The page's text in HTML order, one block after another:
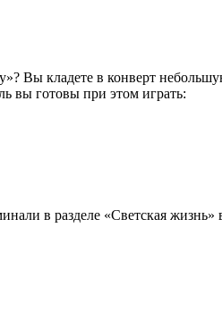
Вы кладете в конверт
вы готовы при этом играть:
в разделе «Светская жизнь»